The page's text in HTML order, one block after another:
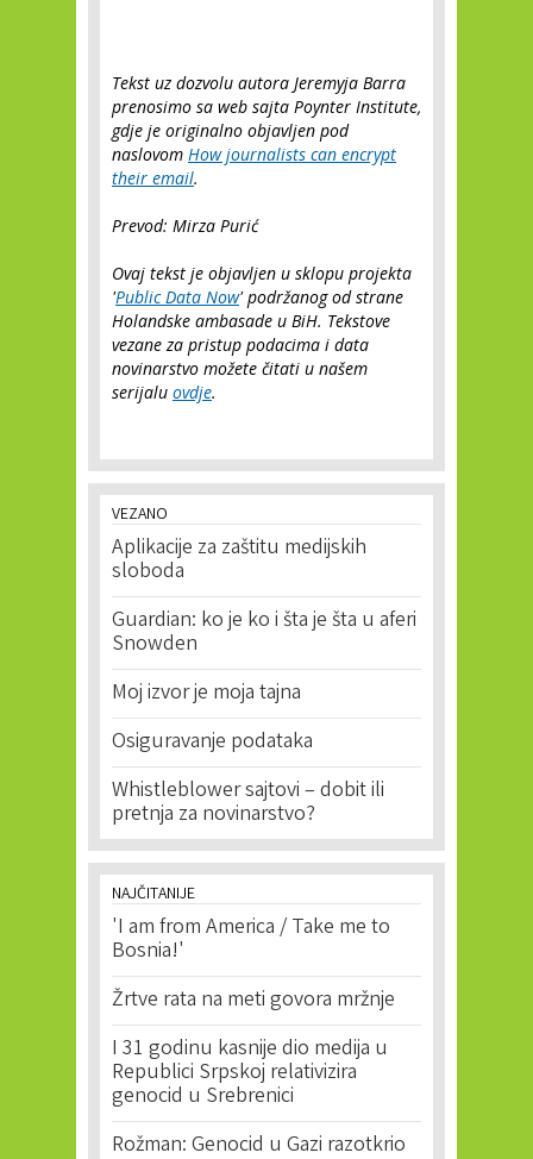
Tekst uz dozvolu autora Jeremyja Barra
prenosimo sa web sajta Poynter Institute,
gdje je originalno objavljen pod
naslovom How journalists can encrypt
their email.
Prevod: Mirza Purić
Ovaj tekst je objavljen u sklopu projekta
'Public Data Now' podržanog od strane
Holandske ambasade u BiH. Tekstove
vezane za pristup podacima i data
novinarstvo možete čitati u našem
serijalu ovdje.
VEZANO
Aplikacije za zaštitu medijskih
sloboda
Guardian: ko je ko i šta je šta u aferi
Snowden
Moj izvor je moja tajna
Osiguravanje podataka
Whistleblower sajtovi – dobit ili
pretnja za novinarstvo?
NAJČITANIJE
'I am from America / Take me to
Bosnia!'
Žrtve rata na meti govora mržnje
I 31 godinu kasnije dio medija u
Republici Srpskoj relativizira
genocid u Srebrenici
Rožman: Genocid u Gazi razotkrio